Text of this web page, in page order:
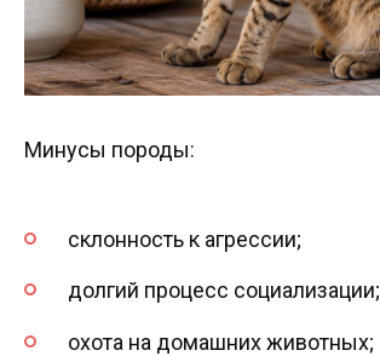
Минусы породы:
склонность к агрессии;
долгий процесс социализации;
охота на домашних животных;